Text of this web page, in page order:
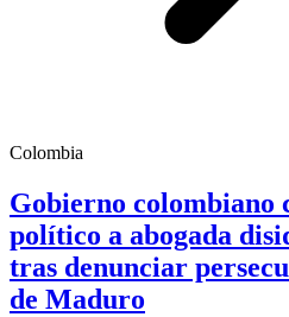
Colombia
Gobierno colombiano
político a abogada
tras denunciar
de Maduro